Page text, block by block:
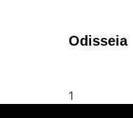
Odisseia